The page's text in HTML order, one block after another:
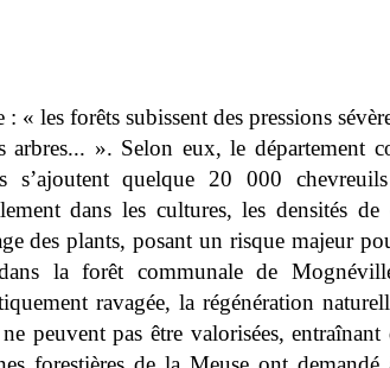
« les forêts subissent des pressions
arbres... ». Selon eux, le
s’ajoutent quelque 20 000
dans les cultures, les densités
des plants, posant un risque majeur
la forêt communale de
ravagée, la régénération
peuvent pas être valorisées,